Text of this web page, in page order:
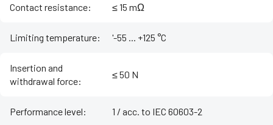
Contact resistance: ≤ 15 mΩ
Limiting temperature: '-55 ... +125 °C
Insertion and
withdrawal force:
≤ 50 N
Performance level: 1 / acc. to IEC 60603-2